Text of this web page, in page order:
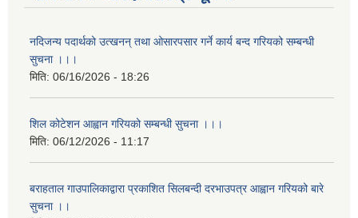
नदिजन्य पदार्थको उत्खनन् तथा ओसारपसार गर्ने कार्य बन्द गरियको सम्बन्धी
सुचना ।।।
मिति: 06/16/2026 - 18:26
शिल कोटेशन आह्वान गरियको सम्बन्धी सुचना ।।।
मिति: 06/12/2026 - 11:17
बराहताल गाउपालिकाद्वारा प्रकाशित सिलबन्दी दरभाउपत्र आह्वान गरियको बारे
सुचना ।।